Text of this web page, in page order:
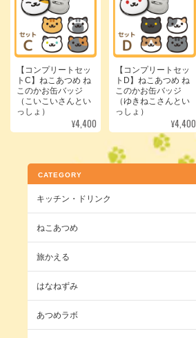
【コンプリートセッ
トC】ねこあつめ ね
このかお缶バッジ
（こいこいさんとい
っしょ）
¥4,400
【コンプリートセッ
トD】ねこあつめ ね
このかお缶バッジ
（ゆきねこさんとい
っしょ）
¥4,400
CATEGORY
キッチン・ドリンク
ねこあつめ
旅かえる
はなねずみ
あつめラボ